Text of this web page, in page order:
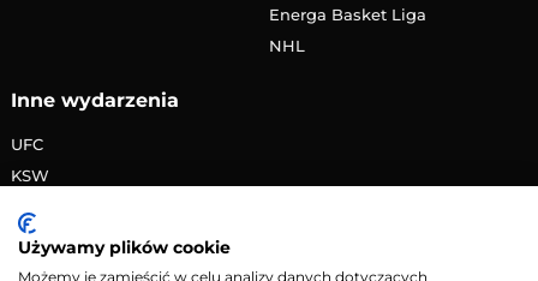
Energa Basket Liga
NHL
Inne wydarzenia
UFC
KSW
PRIME MMA
Żużlowa Ekstraliga
Używamy plików cookie
Możemy je zamieścić w celu analizy danych dotyczących